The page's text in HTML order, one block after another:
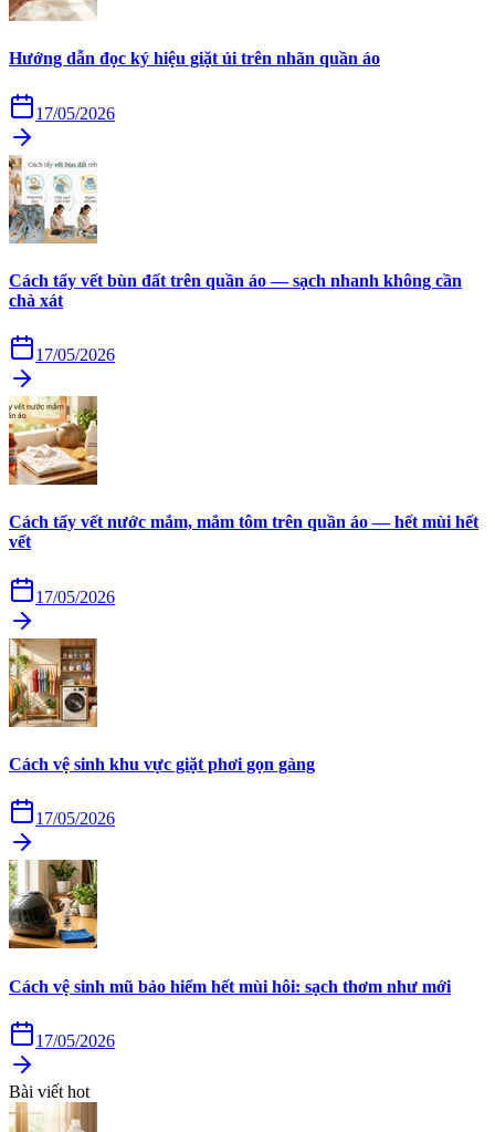
Hướng dẫn đọc ký hiệu giặt ủi trên nhãn quần áo
17/05/2026
Cách tẩy vết bùn đất trên quần áo — sạch nhanh không cần
chà xát
17/05/2026
Cách tẩy vết nước mắm, mắm tôm trên quần áo — hết mùi hết
vết
17/05/2026
Cách vệ sinh khu vực giặt phơi gọn gàng
17/05/2026
Cách vệ sinh mũ bảo hiểm hết mùi hôi: sạch thơm như mới
17/05/2026
Bài viết hot